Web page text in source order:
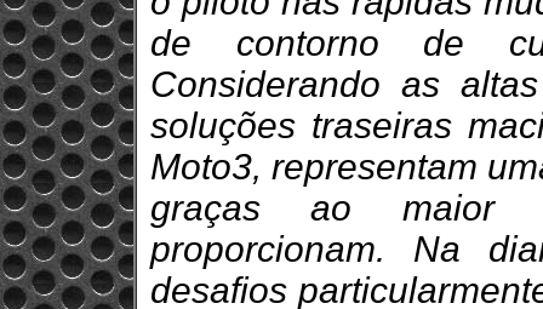
de contorno de
Considerando as
soluções traseiras
Moto3, representam
graças ao maior
proporcionam. Na
desafios